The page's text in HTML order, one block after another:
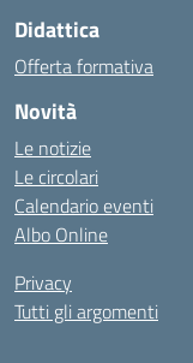
Didattica
Offerta formativa
Novità
Le notizie
Le circolari
Calendario eventi
Albo Online
Privacy
Tutti gli argomenti